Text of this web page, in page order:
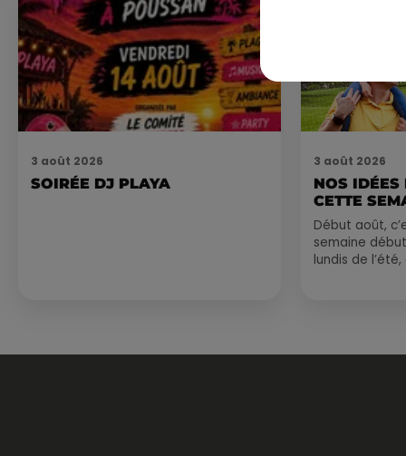
3 août 2026
SOIRÉE DJ PLAYA
3 août 2026
NOS IDÉES
CETTE
Début août,
semaine
lundis de